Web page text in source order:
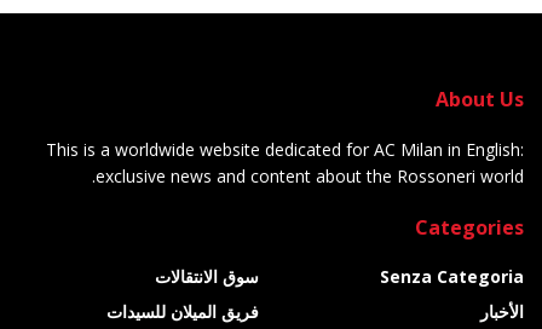
About Us
This is a worldwide website dedicated for AC Milan in English:
exclusive news and content about the Rossoneri world.
Categories
Senza Categoria
الأخبار
سوق الانتقالات
فريق الميلان للسيدات